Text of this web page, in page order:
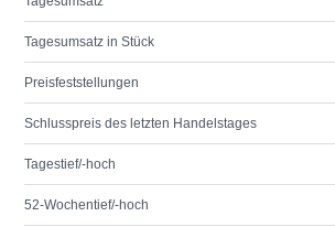
Tagesumsatz in Stück
Preisfeststellungen
Schlusspreis des letzten Handelstages
Tagestief/-hoch
52-Wochentief/-hoch